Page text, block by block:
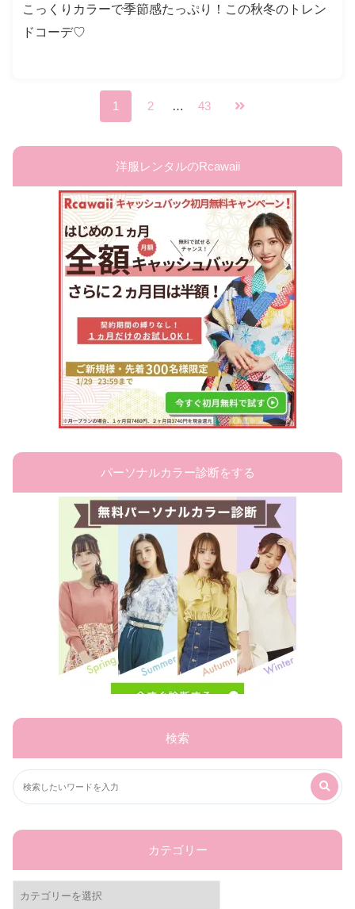
こっくりカラーで季節感たっぷり！この秋冬のトレン
ドコーデ♡
1 2 … 43
洋服レンタルのRcawaii
パーソナルカラー診断をする
検索
カテゴリー
カ
テ